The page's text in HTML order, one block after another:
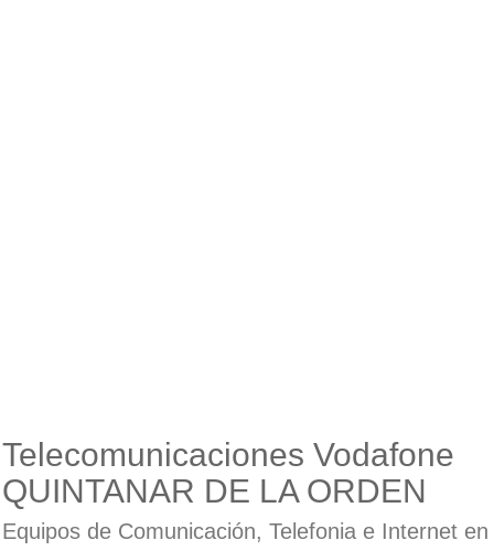
Telecomunicaciones Vodafone
QUINTANAR DE LA ORDEN
Equipos de Comunicación, Telefonia e Internet en